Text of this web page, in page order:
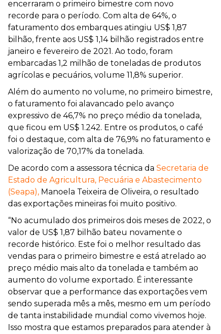
encerraram o primeiro bimestre com novo
recorde para o período. Com alta de 64%, o
faturamento dos embarques atingiu US$ 1,87
bilhão, frente aos US$ 1,14 bilhão registrados entre
janeiro e fevereiro de 2021. Ao todo, foram
embarcadas 1,2 milhão de toneladas de produtos
agrícolas e pecuários, volume 11,8% superior.
Além do aumento no volume, no primeiro bimestre,
o faturamento foi alavancado pelo avanço
expressivo de 46,7% no preço médio da tonelada,
que ficou em US$ 1.242. Entre os produtos, o café
foi o destaque, com alta de 76,9% no faturamento e
valorização de 70,17% da tonelada.
De acordo com a assessora técnica da Secretaria de
Estado de Agricultura, Pecuária e Abastecimento
(Seapa), Manoela Teixeira de Oliveira, o resultado
das exportações mineiras foi muito positivo.
“No acumulado dos primeiros dois meses de 2022, o
valor de US$ 1,87 bilhão bateu novamente o
recorde histórico. Este foi o melhor resultado das
vendas para o primeiro bimestre e está atrelado ao
preço médio mais alto da tonelada e também ao
aumento do volume exportado. É interessante
observar que a performance das exportações vem
sendo superada mês a mês, mesmo em um período
de tanta instabilidade mundial como vivemos hoje.
Isso mostra que estamos preparados para atender à